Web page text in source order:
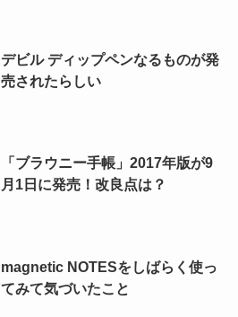
デビル ディップペンなるものが発
売されたらしい
「ブラウニー手帳」2017年版が9
月1日に発売！改良点は？
magnetic NOTESをしばらく使っ
てみて気づいたこと